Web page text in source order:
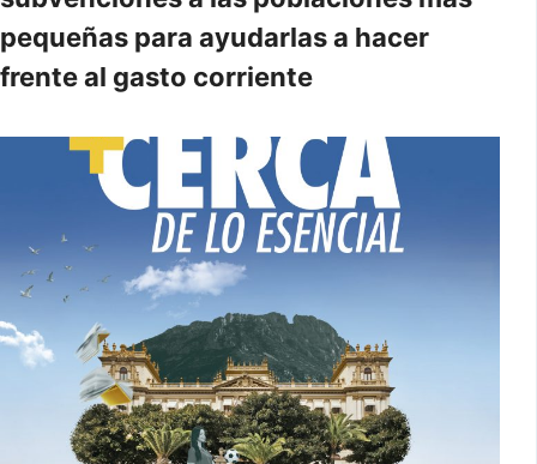
pequeñas para ayudarlas a hacer
frente al gasto corriente